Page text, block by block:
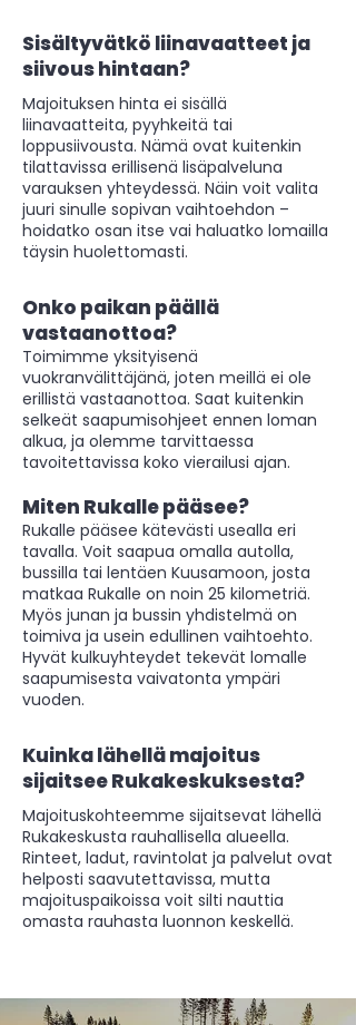
Sisältyvätkö liinavaatteet ja
siivous hintaan?
Majoituksen hinta ei sisällä
liinavaatteita, pyyhkeitä tai
loppusiivousta. Nämä ovat kuitenkin
tilattavissa erillisenä lisäpalveluna
varauksen yhteydessä. Näin voit valita
juuri sinulle sopivan vaihtoehdon –
hoidatko osan itse vai haluatko lomailla
täysin huolettomasti.
Onko paikan päällä
vastaanottoa?
Toimimme yksityisenä
vuokranvälittäjänä, joten meillä ei ole
erillistä vastaanottoa. Saat kuitenkin
selkeät saapumisohjeet ennen loman
alkua, ja olemme tarvittaessa
tavoitettavissa koko vierailusi ajan.
Miten Rukalle pääsee?
Rukalle pääsee kätevästi usealla eri
tavalla. Voit saapua omalla autolla,
bussilla tai lentäen Kuusamoon, josta
matkaa Rukalle on noin 25 kilometriä.
Myös junan ja bussin yhdistelmä on
toimiva ja usein edullinen vaihtoehto.
Hyvät kulkuyhteydet tekevät lomalle
saapumisesta vaivatonta ympäri
vuoden.
Kuinka lähellä majoitus
sijaitsee Rukakeskuksesta?
Majoituskohteemme sijaitsevat lähellä
Rukakeskusta rauhallisella alueella.
Rinteet, ladut, ravintolat ja palvelut ovat
helposti saavutettavissa, mutta
majoituspaikoissa voit silti nauttia
omasta rauhasta luonnon keskellä.